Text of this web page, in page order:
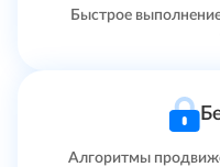
Быстрое
Алгоритмы